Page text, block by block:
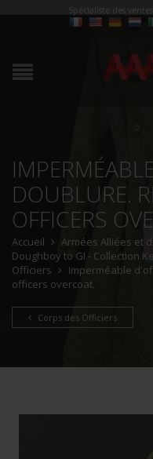
Spécialiste des
DOUBLURE.
OFFICERS
Accueil
Armées Alliées et
Doughboy to GI - Collection
Officiers
Imperméable
officers overcoat.
Corps des Officiers